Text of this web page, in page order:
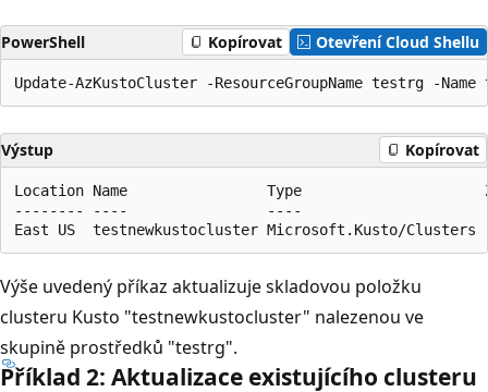
PowerShell Kopírovat Otevření Cloud Shellu
Výstup Kopírovat
Location Name                Type
-------- ----                ----
Výše uvedený příkaz aktualizuje skladovou položku
clusteru Kusto "testnewkustocluster" nalezenou ve
skupině prostředků "testrg".
Příklad 2: Aktualizace existujícího clusteru